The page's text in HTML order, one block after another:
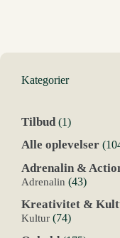
Kategorier
Tilbud 11
Alle oplevelser
Adrenalin &
Adrenalin 4343
Kreativitet &
Kultur 7474